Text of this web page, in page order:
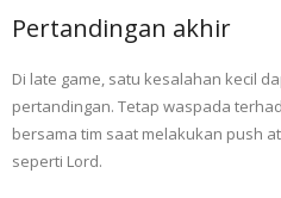
Pertandingan akhir
Di late game, satu kesalahan kecil
pertandingan. Tetap waspada
bersama tim saat melakukan push
seperti Lord.